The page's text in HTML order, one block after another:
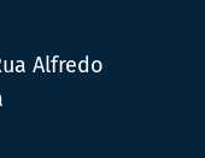
Alfredo